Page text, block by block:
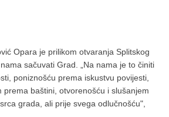
Opara je prilikom otvaranja Splitskog
sačuvati Grad. „Na nama je to činiti
poniznošću prema iskustvu povijesti,
prema baštini, otvorenošću i slušanjem
grada, ali prije svega odlučnošću",